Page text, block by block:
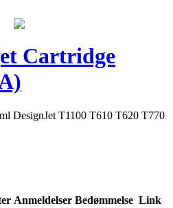
Cartridge
DesignJet T1100 T610 T620 T770
Anmeldelser Bedømmelse Link